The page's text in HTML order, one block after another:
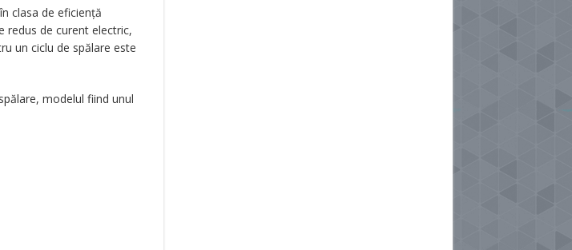
clasa de eficiență
redus de curent electric,
un ciclu de spălare este
modelul fiind unul